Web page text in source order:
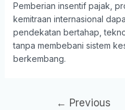
Pemberian insentif pajak,
kemitraan internasional
pendekatan bertahap,
tanpa membebani sistem
berkembang.
← Previous